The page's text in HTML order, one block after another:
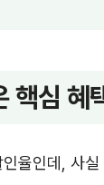
핵심 혜
율인데, 사